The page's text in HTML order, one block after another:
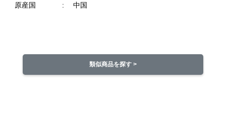
原産国 中国
類似商品を探す >